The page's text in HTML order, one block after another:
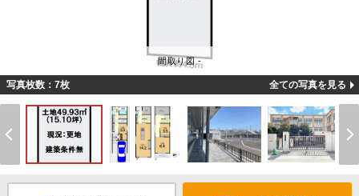
間取り図 -
写真枚数：7枚 全ての写真を見る